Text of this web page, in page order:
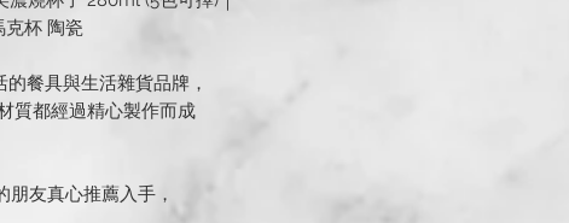
克杯 陶瓷
餐具與生活雜貨品牌，
質都經過精心製作而成
友真心推薦入手，